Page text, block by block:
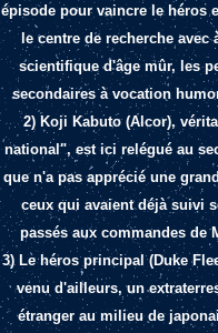
épisode pour vaincre le héros
le centre de recherche avec
scientifique d'âge mûr, les
secondaires à vocation
2) Koji Kabuto (Alcor),
national", est ici relégué au
que n'a pas apprécié une
ceux qui avaient déjà suivi
passés aux commandes de
3) Le héros principal (Duke
venu d'ailleurs, un
étranger au milieu de